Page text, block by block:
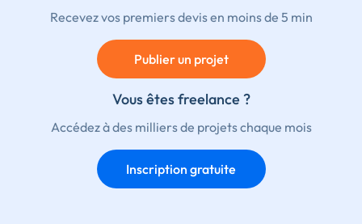
Recevez vos premiers devis en moins de 5 min
Publier un projet
Vous êtes freelance ?
Accédez à des milliers de projets chaque mois
Inscription gratuite